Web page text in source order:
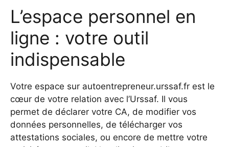
L’espace personnel en
ligne : votre outil
indispensable
Votre espace sur autoentrepreneur.urssaf.fr est le
cœur de votre relation avec l’Urssaf. Il vous
permet de déclarer votre CA, de modifier vos
données personnelles, de télécharger vos
attestations sociales, ou encore de mettre votre